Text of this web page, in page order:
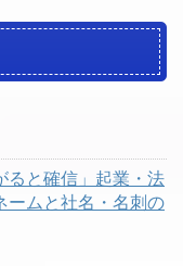
ると確信」起業・法
ームと社名・名刺の